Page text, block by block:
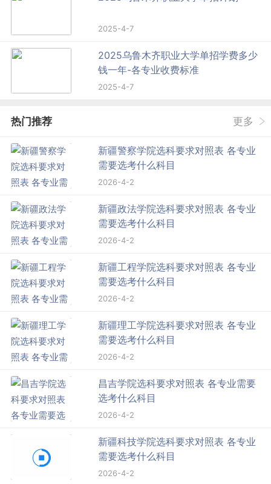
2025-4-7
2025乌鲁木齐职业大学单招学费多少
钱一年-各专业收费标准
2025-4-7
热门推荐 更多
新疆警察学院选科要求对照表 各专业
需要选考什么科目
2026-4-2
新疆政法学院选科要求对照表 各专业
需要选考什么科目
2026-4-2
新疆工程学院选科要求对照表 各专业
需要选考什么科目
2026-4-2
新疆理工学院选科要求对照表 各专业
需要选考什么科目
2026-4-2
昌吉学院选科要求对照表 各专业需要
选考什么科目
2026-4-2
新疆科技学院选科要求对照表 各专业
需要选考什么科目
2026-4-2